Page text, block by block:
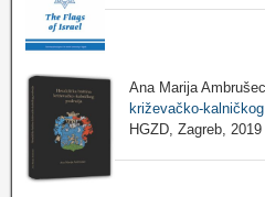
Ana Marija
križevačko-
HGZD, Zagreb, 2019